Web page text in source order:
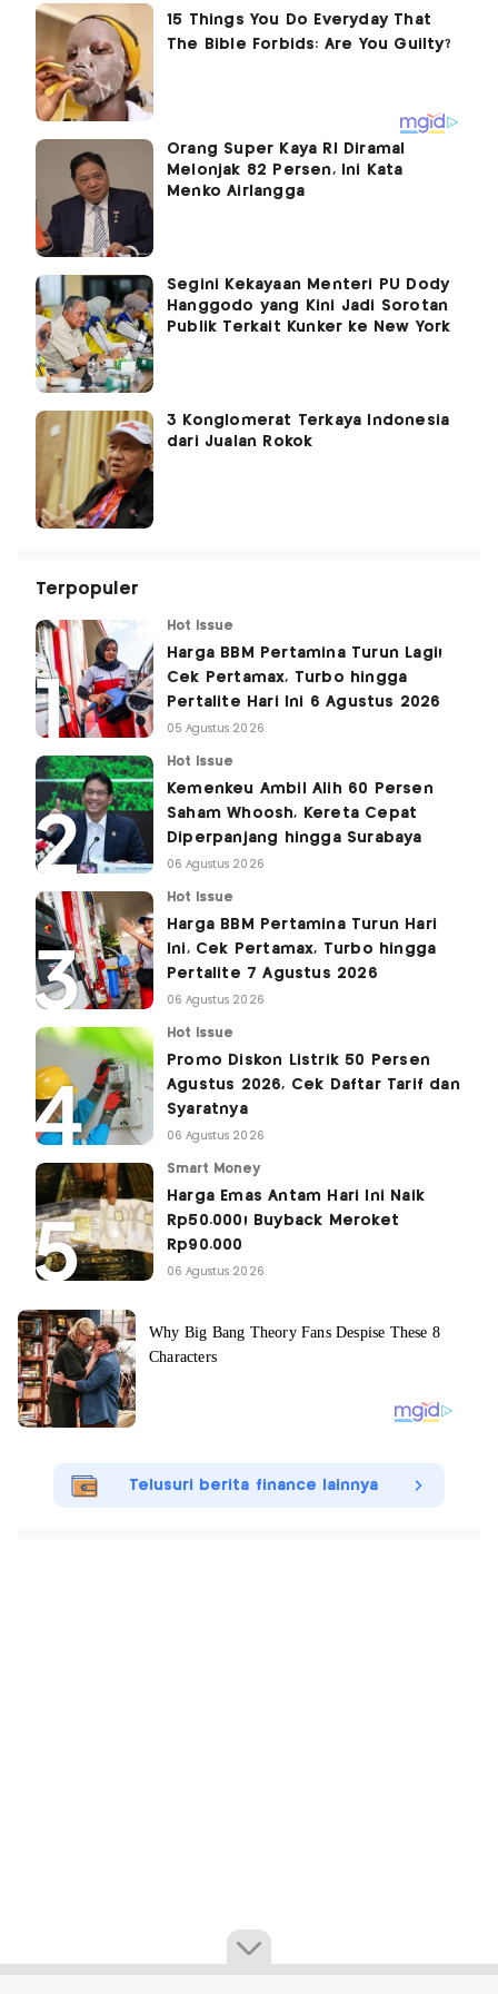
Orang Super Kaya RI Diramal
Melonjak 82 Persen, Ini Kata
Menko Airlangga
Segini Kekayaan Menteri PU Dody
Hanggodo yang Kini Jadi Sorotan
Publik Terkait Kunker ke New York
3 Konglomerat Terkaya Indonesia
dari Jualan Rokok
Terpopuler
Hot Issue
Harga BBM Pertamina Turun Lagi!
Cek Pertamax, Turbo hingga
Pertalite Hari Ini 6 Agustus 2026
05 Agustus 2026
Hot Issue
Kemenkeu Ambil Alih 60 Persen
Saham Whoosh, Kereta Cepat
Diperpanjang hingga Surabaya
06 Agustus 2026
Hot Issue
Harga BBM Pertamina Turun Hari
Ini, Cek Pertamax, Turbo hingga
Pertalite 7 Agustus 2026
06 Agustus 2026
Hot Issue
Promo Diskon Listrik 50 Persen
Agustus 2026, Cek Daftar Tarif dan
Syaratnya
06 Agustus 2026
Smart Money
Harga Emas Antam Hari Ini Naik
Rp50.000! Buyback Meroket
Rp90.000
06 Agustus 2026
Telusuri berita finance lainnya